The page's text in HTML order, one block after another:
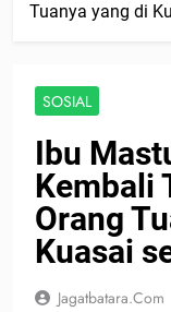
Tuanya yang di
SOSIAL
Ibu
Kembali
Orang
Kuasai
Jagatbatara.com